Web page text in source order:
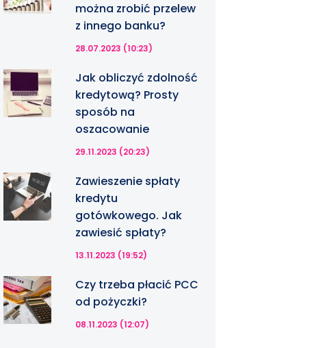
można zrobić przelew
z innego banku?
28.07.2023 (10:23)
Jak obliczyć zdolność
kredytową? Prosty
sposób na
oszacowanie
29.11.2023 (20:23)
Zawieszenie spłaty
kredytu
gotówkowego. Jak
zawiesić spłaty?
13.11.2023 (19:52)
Czy trzeba płacić PCC
od pożyczki?
08.11.2023 (12:07)